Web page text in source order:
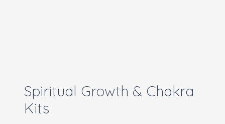
Spiritual Growth & Chakra
Kits